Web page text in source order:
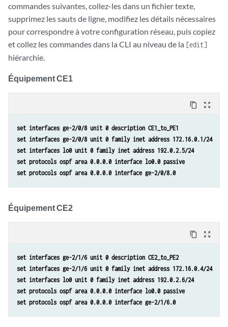
commandes suivantes, collez-les dans un fichier texte,
supprimez les sauts de ligne, modifiez les détails nécessaires
pour correspondre à votre configuration réseau, puis copiez
et collez les commandes dans la CLI au niveau de la [edit]
hiérarchie.
Équipement CE1
content_copy zoom_out_map
set interfaces ge-2/0/8 unit 0 description CE1_to_PE1
set interfaces ge-2/0/8 unit 0 family inet address 172.16.0.1/24
set interfaces lo0 unit 0 family inet address 192.0.2.5/24
set protocols ospf area 0.0.0.0 interface lo0.0 passive
set protocols ospf area 0.0.0.0 interface ge-2/0/8.0
Équipement CE2
content_copy zoom_out_map
set interfaces ge-2/1/6 unit 0 description CE2_to_PE2
set interfaces ge-2/1/6 unit 0 family inet address 172.16.0.4/24
set interfaces lo0 unit 0 family inet address 192.0.2.6/24
set protocols ospf area 0.0.0.0 interface lo0.0 passive
set protocols ospf area 0.0.0.0 interface ge-2/1/6.0